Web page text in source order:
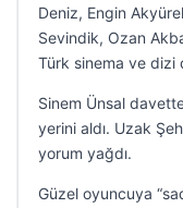
Deniz, Engin
Sevindik, Ozan
Türk sinema ve dizi
Sinem Ünsal
yerini aldı. Uzak
yorum yağdı.
Güzel oyuncuya